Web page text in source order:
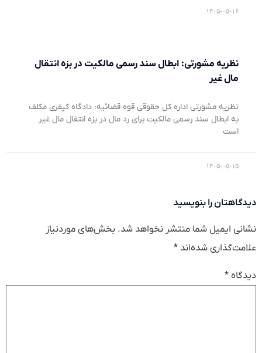
۱۴۰۵-۰۵-۱۶
نظریه مشورتی: ابطال سند رسمی مالکیت در بزه انتقال
مال غیر
نظریه مشورتی اداره کل حقوقی قوه قضائیه: دادگاه کیفری مکلف
به ابطال سند رسمی مالکیت برای رد مال در بزه انتقال مال غیر
است
۱۴۰۵-۰۵-۱۵
دیدگاهتان را بنویسید
نشانی ایمیل شما منتشر نخواهد شد. بخش‌های موردنیاز
علامت‌گذاری شده‌اند *
دیدگاه *